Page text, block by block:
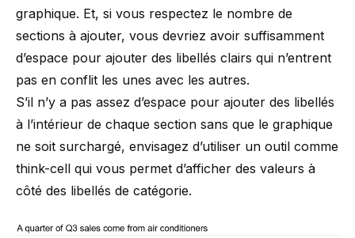
graphique. Et, si vous respectez le nombre de
sections à ajouter, vous devriez avoir suffisamment
d’espace pour ajouter des libellés clairs qui n’entrent
pas en conflit les unes avec les autres.
S’il n’y a pas assez d’espace pour ajouter des libellés
à l’intérieur de chaque section sans que le graphique
ne soit surchargé, envisagez d’utiliser un outil comme
think-cell qui vous permet d’afficher des valeurs à
côté des libellés de catégorie.